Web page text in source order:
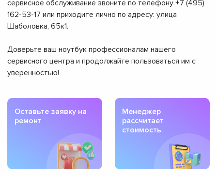
сервисное обслуживание звоните по телефону +7 (495)
162-53-17 или приходите лично по адресу: улица
Шаболовка, 65к1.
Доверьте ваш ноутбук профессионалам нашего
сервисного центра и продолжайте пользоваться им с
уверенностью!
Оставьте заявку на
ремонт
Менеджер
рассчитает
стоимость